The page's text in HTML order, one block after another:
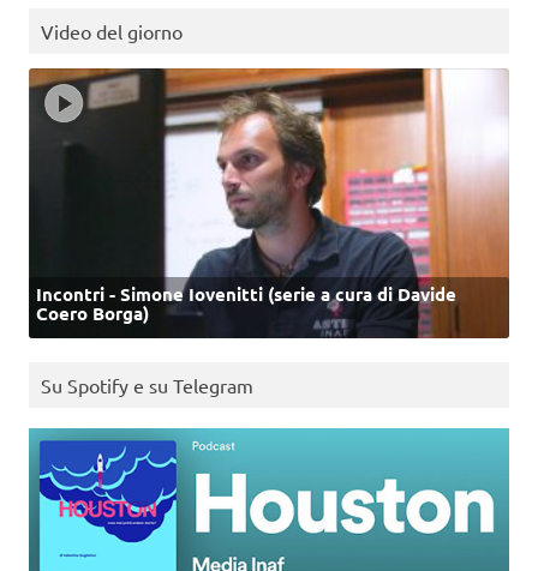
Video del giorno
Incontri - Simone Iovenitti (serie a cura di Davide
Coero Borga)
Su Spotify e su Telegram